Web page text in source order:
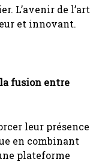
L’avenir de l’art
et innovant.
fusion entre
leur présence
en combinant
plateforme